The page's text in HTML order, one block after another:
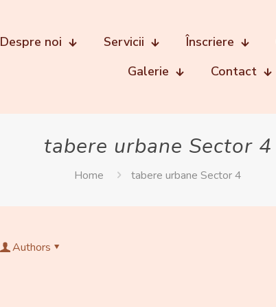
Despre noi Servicii Înscriere
Galerie
Contact
tabere urbane Sector 4
Home tabere urbane Sector 4
Authors